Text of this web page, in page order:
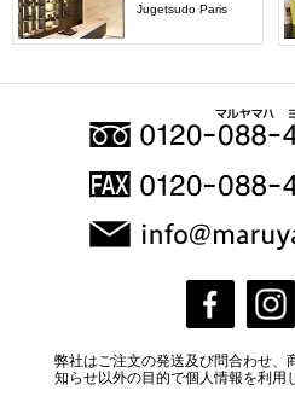
Jugetsudo Paris
弊社はご注文の発送及び問合わせ、
知らせ以外の目的で個人情報を利用